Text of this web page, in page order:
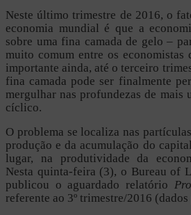
Neste último trimestre de 2016, o
economia mundial é que a
sobre uma fina camada de gelo –
muito comum entre os economistas
importante ainda, até o terceiro
fina camada pode ser finalmente
mergulhar nas profundezas de mais
cíclico.
O problema se localiza nas
produção e da acumulação do
lugar, na produtividade da
Nesta quinta-feira (3), o Bureau of
publicou o aguardado relatório
referente ao 3º trimestre/2016